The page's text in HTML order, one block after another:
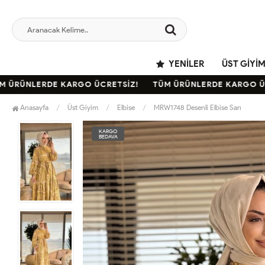
YENILER ÜST GIYIM
KARGO ÜCRETSİZ! TÜM ÜRÜNLERDE KARGO
Anasayfa Üst Giyim Elbise MRW1748 Desenli Elbise Sarı
KARGO
BEDAVA